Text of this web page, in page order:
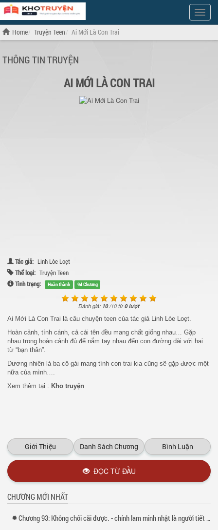
Show
Menu
Home Truyện Teen Ai Mới Là Con Trai
THÔNG TIN TRUYỆN
AI MỚI LÀ CON TRAI
Tác giả: Linh Lòe Loẹt
Thể loại: Truyện Teen
Tình trạng:
Hoàn thành 94 Chương
Đánh giá: 10/10 từ0 lượt
Ai Mới Là Con Trai là câu chuyện teen của tác giả Linh Lòe Loẹt.
Hoàn cảnh, tính cánh, cả cái tên đều mang chất giống nhau… Gặp
nhau trong hoàn cảnh đủ để nắm tay nhau đến con đường dài với hai
từ “bạn thân”.
Đương nhiên là ba cô gái mang tính con trai kia cũng sẽ gặp được một
nữa của mình….
Xem thêm tại : Kho truyện
Giới Thiệu Danh Sách Chương Bình Luận
ĐỌC TỪ ĐẦU
CHƯƠNG MỚI NHẤT
Chương 93: Không chối cãi được. - chính lam minh nhật là người tiết lộ